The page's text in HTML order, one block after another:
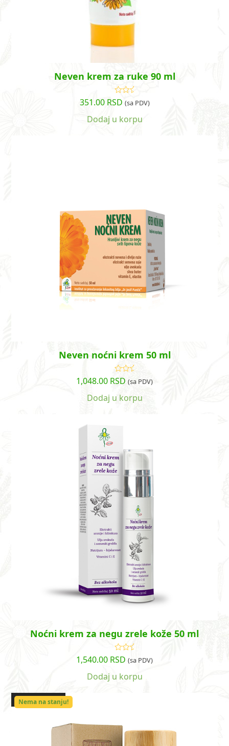
Neven krem za ruke 90 ml
Ocenjeno
sa5.00od
351.00 RSD (sa PDV)
Dodaj u korpu
Neven noćni krem 50 ml
Ocenjeno
sa4.33
1,048.00 RSD (sa PDV)
Dodaj u korpu
Noćni krem za negu zrele kože 50 ml
Ocenjeno
sa5.00 od
1,540.00 RSD (sa PDV)
Dodaj u korpu
OUT OF STOCK
Nema na stanju!